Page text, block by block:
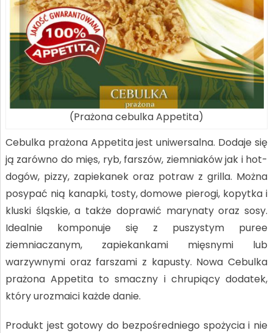
(Prażona cebulka Appetita)
Cebulka prażona Appetita jest uniwersalna. Dodaje się
ją zarówno do mięs, ryb, farszów, ziemniaków jak i hot-
dogów, pizzy, zapiekanek oraz potraw z grilla. Można
posypać nią kanapki, tosty, domowe pierogi, kopytka i
kluski śląskie, a także doprawić marynaty oraz sosy.
Idealnie komponuje się z puszystym puree
ziemniaczanym, zapiekankami mięsnymi lub
warzywnymi oraz farszami z kapusty. Nowa Cebulka
prażona Appetita to smaczny i chrupiący dodatek,
który urozmaici każde danie.
Produkt jest gotowy do bezpośredniego spożycia i nie